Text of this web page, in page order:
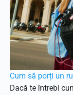
Cum să porți un
Dacă te întrebi